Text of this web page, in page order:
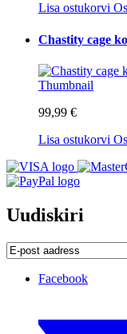
Lisa ostukorvi
Chastity cage
99,99 €
Lisa ostukorvi
Uudiskiri
Facebook